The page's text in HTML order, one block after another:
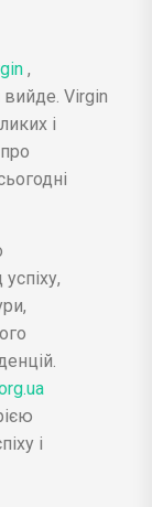
,
вийде. Virgin
і
і